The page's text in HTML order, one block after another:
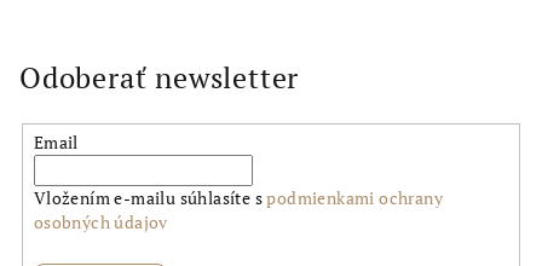
Odoberať newsletter
Email
Vložením e-mailu súhlasíte spodmienkami ochrany
osobných údajov